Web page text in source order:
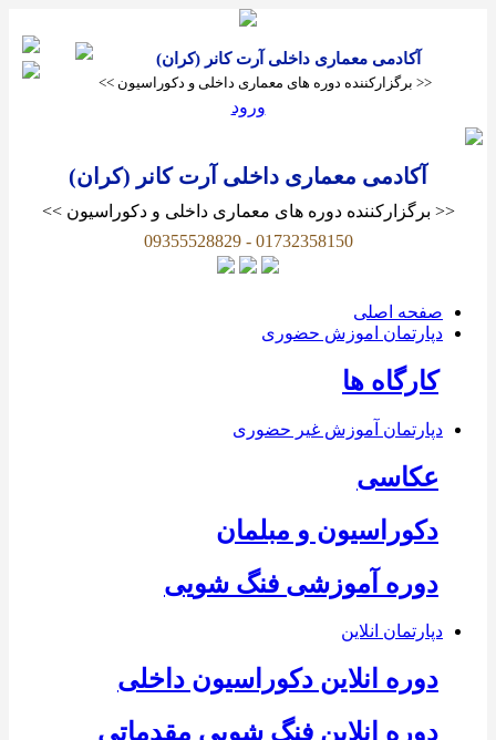
آکادمی معماری داخلی آرت کانر (کران)
<< برگزارکننده دوره های معماری داخلی و دکوراسیون >>
ورود
آکادمی معماری داخلی آرت کانر (کران)
<< برگزارکننده دوره های معماری داخلی و دکوراسیون >>
09355528829 - 01732358150
صفحه اصلی
دپارتمان اموزش حضوری
کارگاه ها
دپارتمان آموزش غیر حضوری
عکاسی
دکوراسیون و مبلمان
دوره آموزشی فنگ شویی
دپارتمان انلاین
دوره انلاین دکوراسیون داخلی
دوره انلاین فنگ شویی مقدماتی